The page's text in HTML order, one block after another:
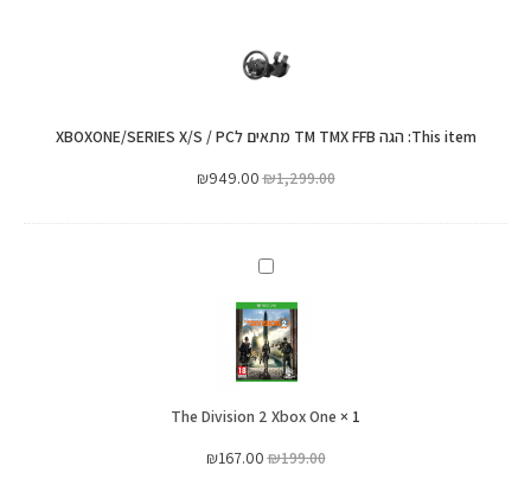
TMX
FFB
לXBOXONE/SERIES
PC
This item: הגה TM TMX FFB מתאים לXBOXONE/SERIES X/S / PC
₪1,299.00
₪949.00
The
Division
2
Xbox
One
1
×
The Division 2 Xbox One
₪199.00
₪167.00